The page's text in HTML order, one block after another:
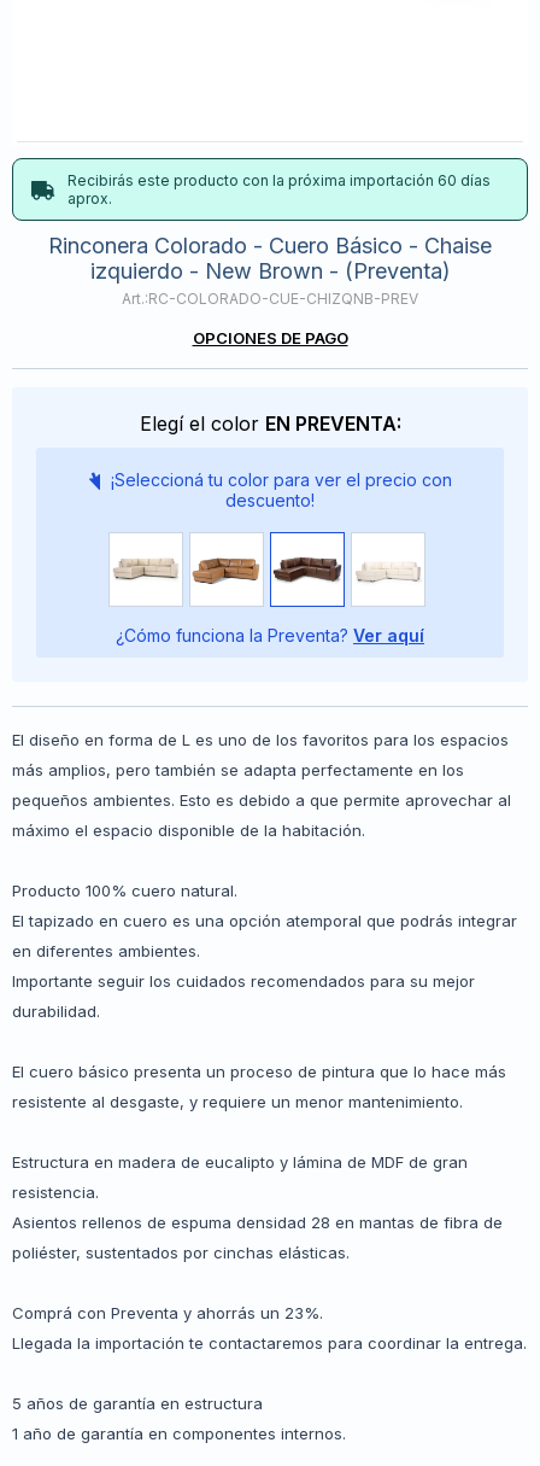
Recibirás este producto con la próxima importación 60 días
aprox.
Rinconera Colorado - Cuero Básico - Chaise
izquierdo - New Brown - (Preventa)
RC-COLORADO-CUE-CHIZQNB-PREV
OPCIONES DE PAGO
Elegí el color EN PREVENTA:
¡Seleccioná tu color para ver el precio con
descuento!
¿Cómo funciona la Preventa? Ver aquí
El diseño en forma de L es uno de los favoritos para los espacios
más amplios, pero también se adapta perfectamente en los
pequeños ambientes. Esto es debido a que permite aprovechar al
máximo el espacio disponible de la habitación.
Producto 100% cuero natural.
El tapizado en cuero es una opción atemporal que podrás integrar
en diferentes ambientes.
Importante seguir los cuidados recomendados para su mejor
durabilidad.
El cuero básico presenta un proceso de pintura que lo hace más
resistente al desgaste, y requiere un menor mantenimiento.
Estructura en madera de eucalipto y lámina de MDF de gran
resistencia.
Asientos rellenos de espuma densidad 28 en mantas de fibra de
poliéster, sustentados por cinchas elásticas.
Comprá con Preventa y ahorrás un 23%.
Llegada la importación te contactaremos para coordinar la entrega.
5 años de garantía en estructura
1 año de garantía en componentes internos.